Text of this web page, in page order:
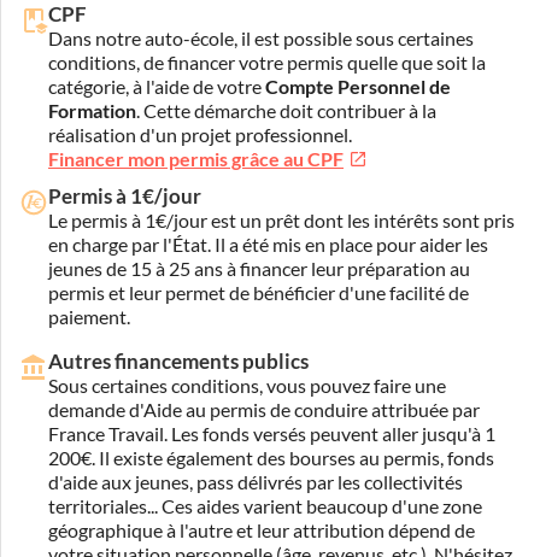
CPF
Dans notre auto-école, il est possible sous certaines
conditions, de financer votre permis quelle que soit la
catégorie, à l'aide de votreCompte Personnel de
Formation. Cette démarche doit contribuer à la
réalisation d'un projet professionnel.
Financer mon permis grâce au CPF
Permis à 1€/jour
Le permis à 1€/jour est un prêt dont les intérêts sont pris
en charge par l'État. Il a été mis en place pour aider les
jeunes de 15 à 25 ans à financer leur préparation au
permis et leur permet de bénéficier d'une facilité de
paiement.
Autres financements publics
Sous certaines conditions, vous pouvez faire une
demande d'Aide au permis de conduire attribuée par
France Travail. Les fonds versés peuvent aller jusqu'à 1
200€. Il existe également des bourses au permis, fonds
d'aide aux jeunes, pass délivrés par les collectivités
territoriales... Ces aides varient beaucoup d'une zone
géographique à l'autre et leur attribution dépend de